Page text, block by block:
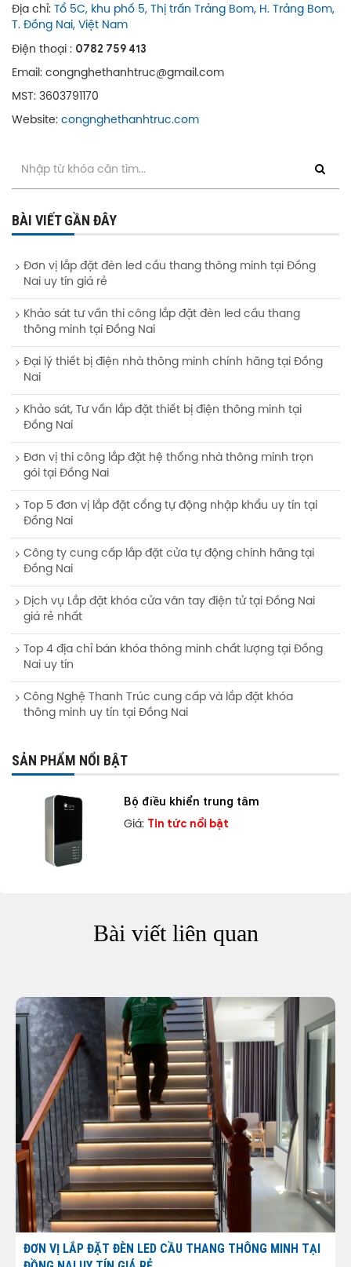
Địa chỉ: Tổ 5C, khu phố 5, Thị trấn Trảng Bom, H. Trảng Bom,
T. Đồng Nai, Việt Nam
Điện thoại : 0782 759 413
Email: congnghethanhtruc@gmail.com
MST: 3603791170
Website: congnghethanhtruc.com
BÀI VIẾT GẦN ĐÂY
Đơn vị lắp đặt đèn led cầu thang thông minh tại Đồng
Nai uy tín giá rẻ
Khảo sát tư vấn thi công lắp đặt đèn led cầu thang
thông minh tại Đồng Nai
Đại lý thiết bị điện nhà thông minh chính hãng tại Đồng
Nai
Khảo sát, Tư vấn lắp đặt thiết bị điện thông minh tại
Đồng Nai
Đơn vị thi công lắp đặt hệ thống nhà thông minh trọn
gói tại Đồng Nai
Top 5 đơn vị lắp đặt cổng tự động nhập khẩu uy tín tại
Đồng Nai
Công ty cung cấp lắp đặt cửa tự động chính hãng tại
Đồng Nai
Dịch vụ Lắp đặt khóa cửa vân tay điện tử tại Đồng Nai
giá rẻ nhất
Top 4 địa chỉ bán khóa thông minh chất lượng tại Đồng
Nai uy tín
Công Nghệ Thanh Trúc cung cấp và lắp đặt khóa
thông minh uy tín tại Đồng Nai
SẢN PHẨM NỔI BẬT
Bộ điều khiển trung tâm
Giá: Tin tức nổi bật
Bài viết liên quan
ĐƠN VỊ LẮP ĐẶT ĐÈN LED CẦU THANG THÔNG MINH TẠI